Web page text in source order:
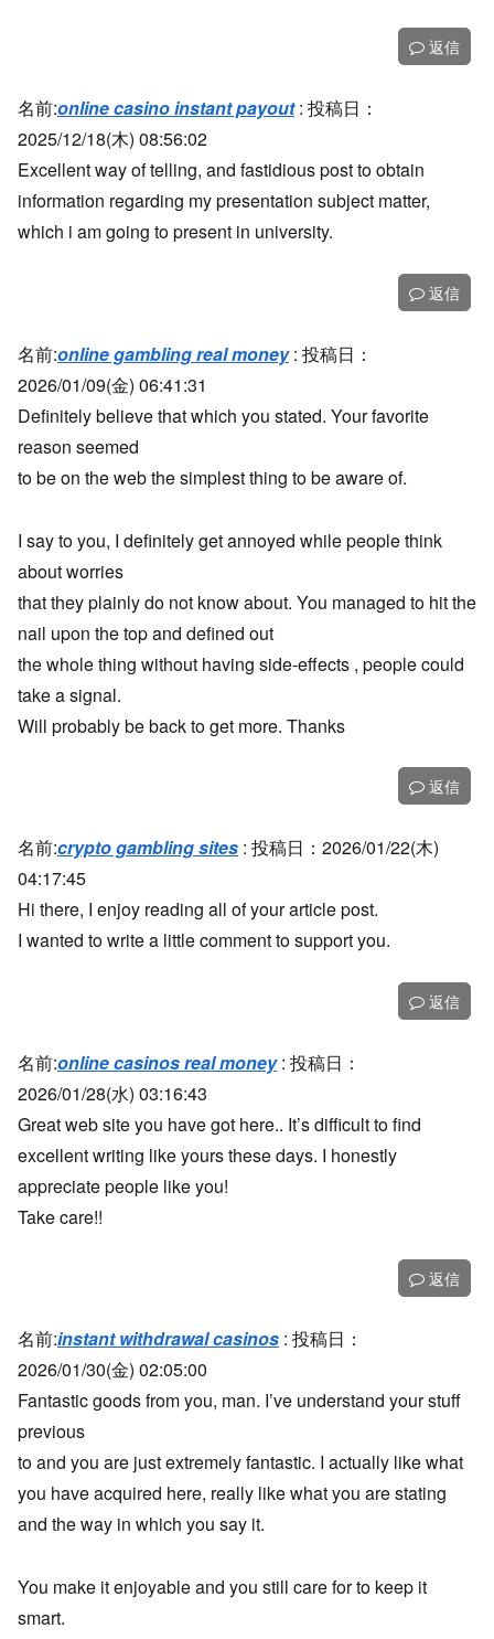
返信
名前:online casino instant payout: 投稿日：
2025/12/18(木) 08:56:02
Excellent way of telling, and fastidious post to obtain
information regarding my presentation subject matter,
which i am going to present in university.
返信
名前:online gambling real money: 投稿日：
2026/01/09(金) 06:41:31
Definitely believe that which you stated. Your favorite
reason seemed
to be on the web the simplest thing to be aware of.
I say to you, I definitely get annoyed while people think
about worries
that they plainly do not know about. You managed to hit the
nail upon the top and defined out
the whole thing without having side-effects , people could
take a signal.
Will probably be back to get more. Thanks
返信
名前:crypto gambling sites : 投稿日：2026/01/22(木)
04:17:45
Hi there, I enjoy reading all of your article post.
I wanted to write a little comment to support you.
返信
名前:online casinos real money: 投稿日：
2026/01/28(水) 03:16:43
Great web site you have got here.. It’s difficult to find
excellent writing like yours these days. I honestly
appreciate people like you!
Take care!!
返信
名前:instant withdrawal casinos : 投稿日：
2026/01/30(金) 02:05:00
Fantastic goods from you, man. I’ve understand your stuff
previous
to and you are just extremely fantastic. I actually like what
you have acquired here, really like what you are stating
and the way in which you say it.
You make it enjoyable and you still care for to keep it
smart.